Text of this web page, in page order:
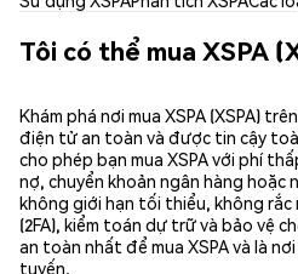
Tôi có thể mua XSPA
Khám phá nơi mua XSPA (XSPA)
điện tử an toàn và được tin cậy
cho phép bạn mua XSPA với phí
nợ, chuyển khoản ngân hàng
không giới hạn tối thiểu, không rắc
(2FA), kiểm toán dự trữ và bảo vệ
an toàn nhất để mua XSPA và là
tuyến.